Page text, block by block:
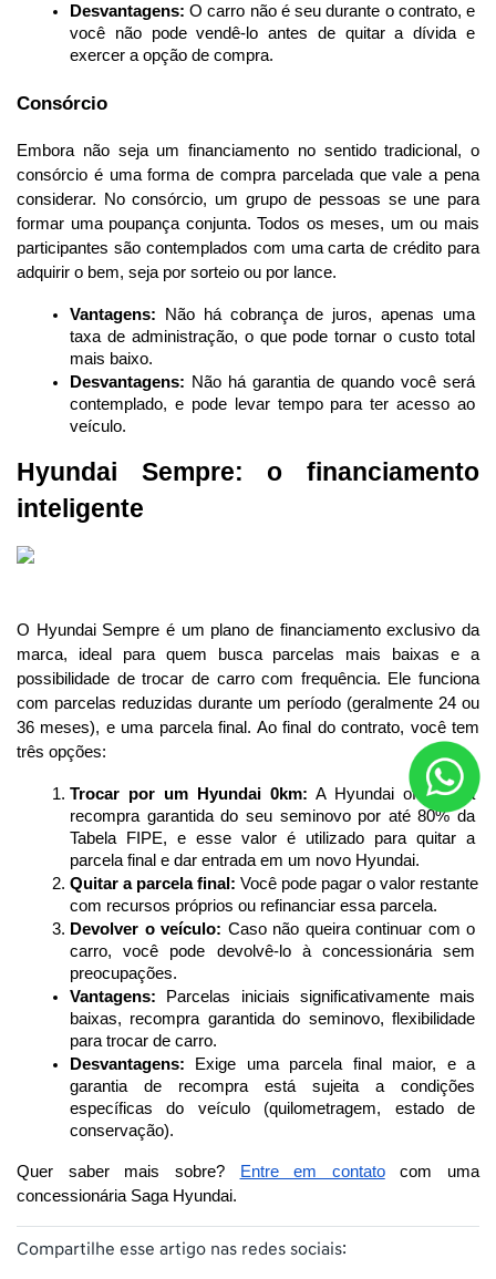
Desvantagens: O carro não é seu durante o contrato, e
você não pode vendê-lo antes de quitar a dívida e
exercer a opção de compra.
Consórcio
Embora não seja um financiamento no sentido tradicional, o
consórcio é uma forma de compra parcelada que vale a pena
considerar. No consórcio, um grupo de pessoas se une para
formar uma poupança conjunta. Todos os meses, um ou mais
participantes são contemplados com uma carta de crédito para
adquirir o bem, seja por sorteio ou por lance.
Vantagens: Não há cobrança de juros, apenas uma
taxa de administração, o que pode tornar o custo total
mais baixo.
Desvantagens: Não há garantia de quando você será
contemplado, e pode levar tempo para ter acesso ao
veículo.
Hyundai Sempre: o financiamento
inteligente
O Hyundai Sempre é um plano de financiamento exclusivo da
marca, ideal para quem busca parcelas mais baixas e a
possibilidade de trocar de carro com frequência. Ele funciona
com parcelas reduzidas durante um período (geralmente 24 ou
36 meses), e uma parcela final. Ao final do contrato, você tem
três opções:
Trocar por um Hyundai 0km: A Hyundai oferece a
recompra garantida do seu seminovo por até 80% da
Tabela FIPE, e esse valor é utilizado para quitar a
parcela final e dar entrada em um novo Hyundai.
Quitar a parcela final: Você pode pagar o valor restante
com recursos próprios ou refinanciar essa parcela.
Devolver o veículo: Caso não queira continuar com o
carro, você pode devolvê-lo à concessionária sem
preocupações.
Vantagens: Parcelas iniciais significativamente mais
baixas, recompra garantida do seminovo, flexibilidade
para trocar de carro.
Desvantagens: Exige uma parcela final maior, e a
garantia de recompra está sujeita a condições
específicas do veículo (quilometragem, estado de
conservação).
Quer saber mais sobre? Entre em contato com uma
concessionária Saga Hyundai.
Compartilhe esse artigo nas redes sociais: